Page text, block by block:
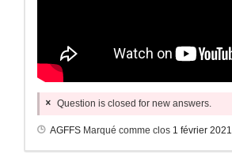
Question is closed for new answers.
AGFFS Marqué comme clos 1 février 2021